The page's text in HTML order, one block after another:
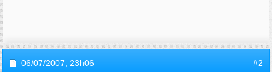
06/07/2007, 23h06 #2